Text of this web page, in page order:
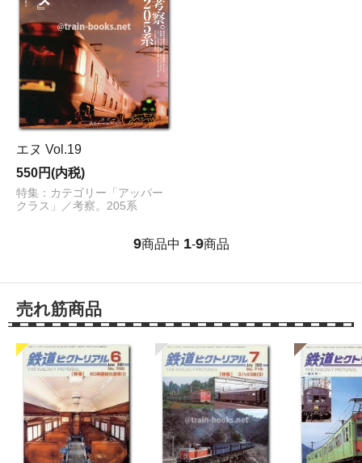
エヌ Vol.19
550円(内税)
特集：カテゴリー「アッパー
クラス」／考察。205系
9商品中 1-9商品
売れ筋商品